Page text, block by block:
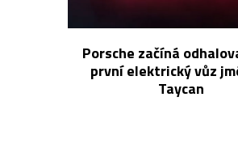
Porsche začíná
první elektrický vůz
Taycan